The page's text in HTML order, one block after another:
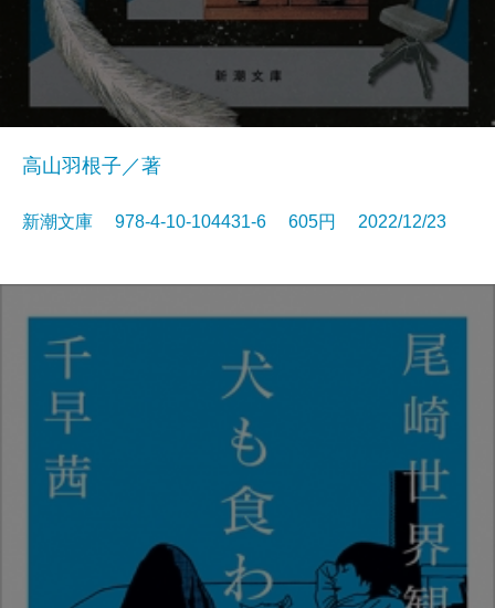
高山羽根子／著
新潮文庫 978-4-10-104431-6 605円 2022/12/23